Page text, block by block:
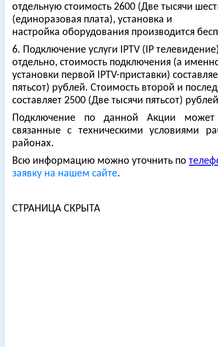
отдельную стоимость 2600 (Две тысячи
(единоразовая плата), установка и
настройка оборудования производится
6. Подключение услуги IPTV (IP
отдельно, стоимость подключения (а
установки первой IPTV-приставки)
пятьсот) рублей. Стоимость второй и
составляет 2500 (Две тысячи пятьсот)
Подключение по данной Акции может
связанные с техническими условиями
районах.
Всю информацию можно уточнить по
заявку на нашем сайте.
СТРАНИЦА СКРЫТА